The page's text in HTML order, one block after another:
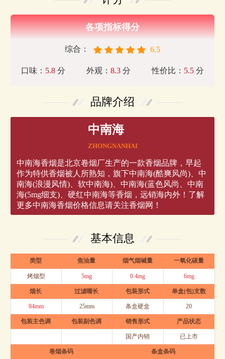
各项指标得分
综合： 6.5
口味： 5.8分 外观： 8.3 分 性价比： 5.5 分
品牌介绍
中南海
ZHONGNANHAI
中南海香烟是北京卷烟厂生产的一款香烟品牌，早起
作为特供香烟被人所熟知，旗下中南海(酷爽风尚)、中
南海(浪漫风情)、软中南海)、中南海(蓝色风尚、中南
海(5mg细支)、硬红中南海等香烟，远销海内外！了解
更多中南海香烟价格信息请关注香烟网！
基本信息
类型 焦油量 烟气烟碱量 一氧化碳量
烤烟型 5mg 0.4mg 6mg
烟长 过滤嘴长 包装形式 单盒(包)支数
84mm 25mm 条盒硬盒 20
包装主色调 包装副色调 销售形式 产品状态
国产内销 已上市
卷烟条码 条盒条码